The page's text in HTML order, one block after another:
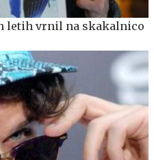
letih vrnil na skakalnico